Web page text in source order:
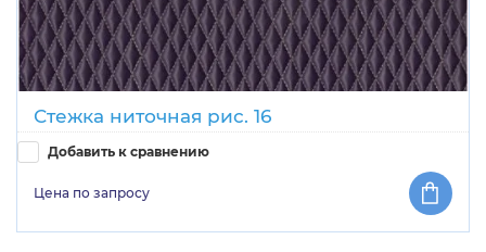
Стежка ниточная рис. 16
Добавить к сравнению
Цена по запросу